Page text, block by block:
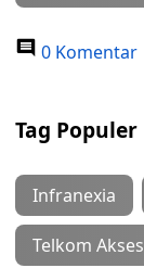
0 Komentar
Tag Populer
Infranexia
Telkom Akses